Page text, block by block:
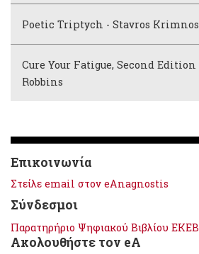
Poetic Triptych - Stavros Krimnos
Cure Your Fatigue, Second
Robbins
Επικοινωνία
Στείλε email στον eAnagnostis
Σύνδεσμοι
Παρατηρήριο Ψηφιακού Βιβλίου
Ακολουθήστε τον eA